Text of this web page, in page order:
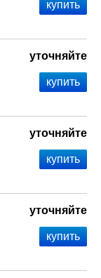
уточняйте
уточняйте
уточняйте